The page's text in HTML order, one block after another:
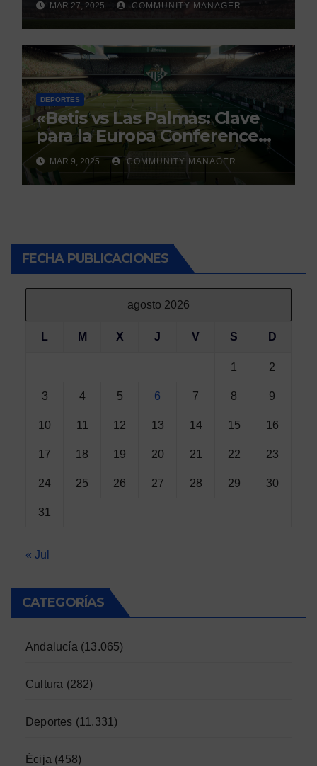
debate
MAR 27, 2025 COMMUNITY MANAGER
DEPORTES
«Betis vs Las Palmas: Clave
para la Europa Conference
League»
MAR 9, 2025 COMMUNITY MANAGER
FECHA PUBLICACIONES
agosto 2026
L M X J V S D
1 2
3 4 5 6 7 8 9
10 11 12 13 14 15 16
17 18 19 20 21 22 23
24 25 26 27 28 29 30
31
« Jul
CATEGORÍAS
Andalucía (13.065)
Cultura (282)
Deportes (11.331)
Écija (458)